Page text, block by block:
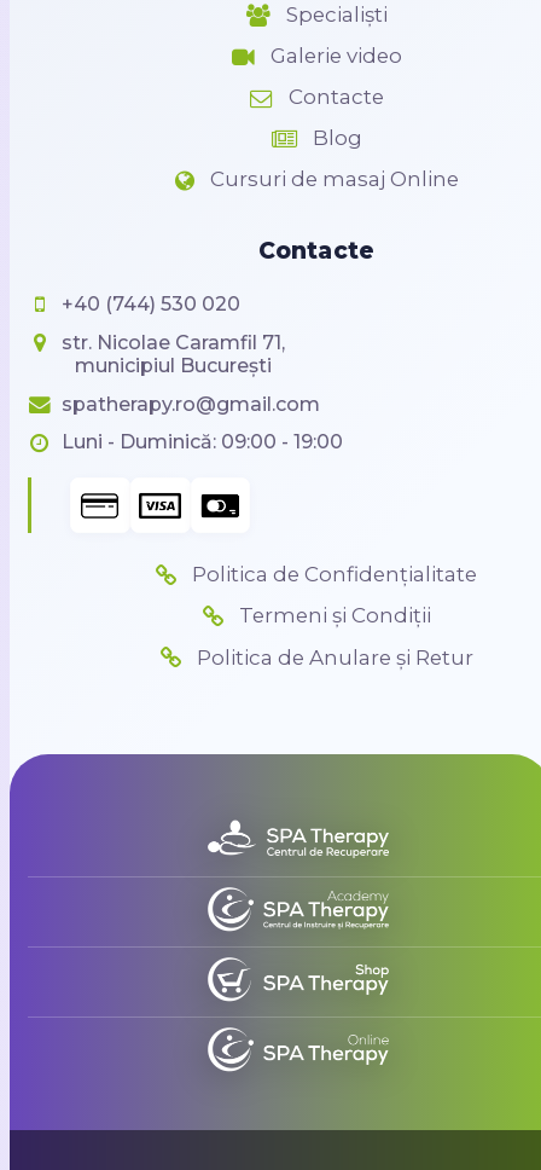
Specialiști
Galerie video
Contacte
Blog
Cursuri de masaj Online
Contacte
+40 (744) 530 020
str. Nicolae Caramfil 71,
municipiul București
spatherapy.ro@gmail.com
Luni - Duminică: 09:00 - 19:00
Politica de Confidențialitate
Termeni și Condiții
Politica de Anulare și Retur